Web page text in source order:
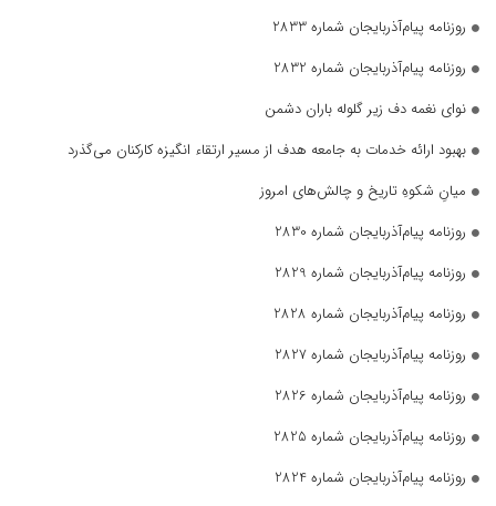
روزنامه پیام‌آذربایجان شماره 2833
روزنامه پیام‌آذربایجان شماره 2832
نوای نغمه دف زیر گلوله باران دشمن
بهبود ارائه خدمات به جامعه هدف از مسیر ارتقاء انگیزه کارکنان می‌گذرد
میانِ شکوهِ تاریخ و چالش‌های امروز
روزنامه پیام‌آذربایجان شماره 2830
روزنامه پیام‌آذربایجان شماره 2829
روزنامه پیام‌آذربایجان شماره 2828
روزنامه پیام‌آذربایجان شماره 2827
روزنامه پیام‌آذربایجان شماره 2826
روزنامه پیام‌آذربایجان شماره 2825
روزنامه پیام‌آذربایجان شماره 2824